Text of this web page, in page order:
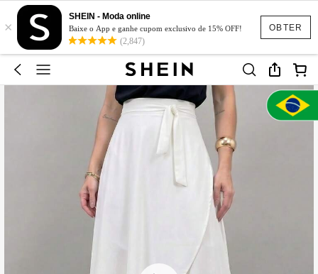
OBTER
×
SHEIN - Moda online
Baixe o App e ganhe cupom exclusivo de 15% OFF!
(2,847)